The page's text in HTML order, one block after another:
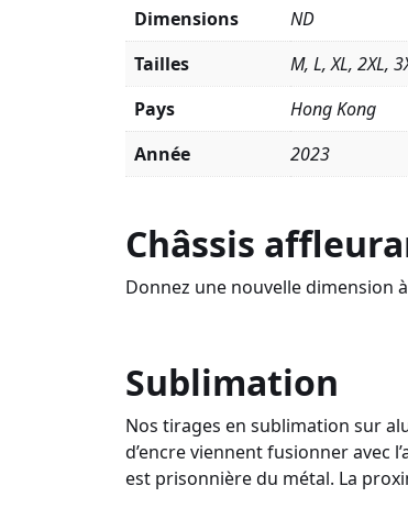
Châssis
Donnez une nouvelle dimension
Sublimation
Nos tirages en sublimation sur
d’encre viennent fusionner avec
est prisonnière du métal. La
Dimensions
ND
Tailles
M, L, XL, 2XL,
Pays
Hong Kong
Année
2023